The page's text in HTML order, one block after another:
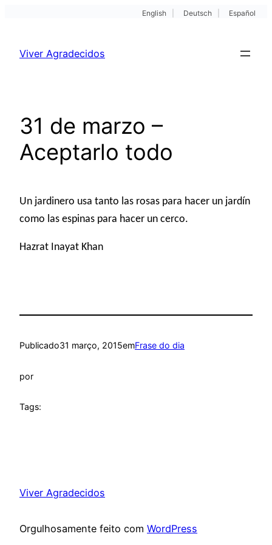
English Deutsch Español
Viver Agradecidos
31 de marzo –
Aceptarlo todo
Un jardinero usa tanto las rosas para hacer un jardín
como las espinas para hacer un cerco.
Hazrat Inayat Khan
Publicado31 março, 2015emFrase do dia
por
Tags:
Viver Agradecidos
Orgulhosamente feito com WordPress